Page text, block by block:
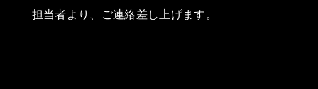
担当者より、ご連絡差し上げます。